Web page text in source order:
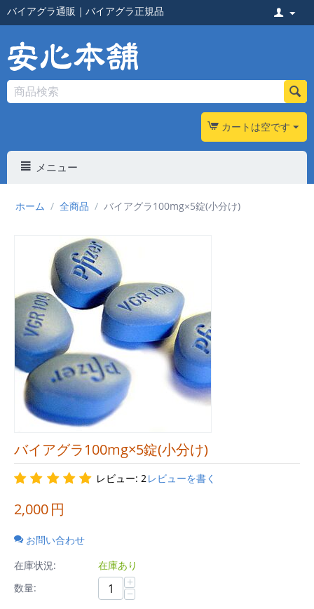
バイアグラ通販 ｜ バイアグラ正規品
カートは空です
メニュー
ホーム / 全商品 / バイアグラ100mg×5錠(小分け)
バイアグラ100mg×5錠(小分け)
レビュー: 2 レビューを書く
2,000円
お問い合わせ
在庫状況:
在庫あり
数量:
+
−